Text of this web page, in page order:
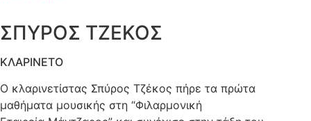
ΣΠΥΡΟΣ ΤΖΕΚΟΣ
ΚΛΑΡΙΝΕΤΟ
Ο κλαρινετίστας Σπύρος Τζέκος πήρε τα πρώτα
μαθήματα μουσικής στη “Φιλαρμονική